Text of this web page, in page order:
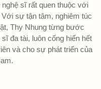
sĩ rất quen thuộc với
sự tận tâm, nghiêm túc
Thy Nhung từng bước
đa tài, luôn cống hiến hết
và cho sự phát triển của